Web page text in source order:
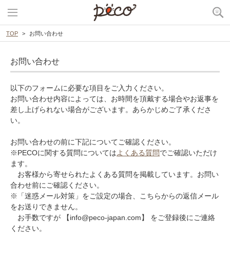
TOP お問い合わせ
お問い合わせ
以下のフォームに必要な項目をご入力ください。
お問い合わせ内容によっては、お時間を頂戴する場合やお返事を
差し上げられない場合がございます。あらかじめご了承くださ
い。
お問い合わせの前に下記についてご確認ください。
※PECOに関する質問についてはよくある質問でご確認いただけ
ます。
お客様から寄せられたよくある質問を掲載しています。お問い
合わせ前にご確認ください。
※「迷惑メール対策」をご設定の場合、こちらからの返信メール
をお送りできません。
お手数ですが 【info@peco-japan.com】 をご登録後にご連絡
ください。